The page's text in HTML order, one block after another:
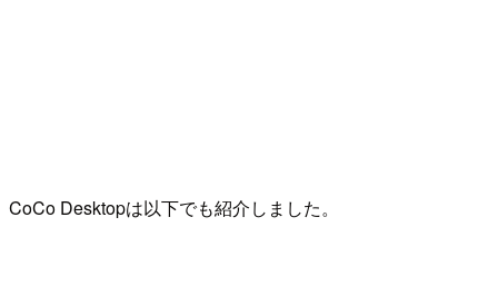
CoCo Desktopは以下でも紹介しました。